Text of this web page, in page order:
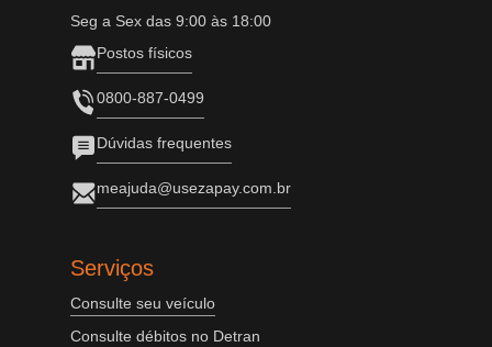
Seg a Sex das 9:00 às 18:00
Postos físicos
0800-887-0499
Dúvidas frequentes
meajuda@usezapay.com.br
Serviços
Consulte seu veículo
Consulte débitos no Detran